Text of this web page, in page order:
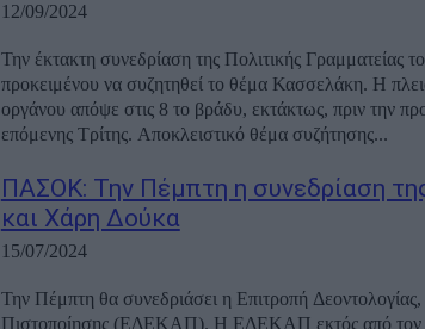
12/09/2024
Την έκτακτη συνεδρίαση της Πολιτικής Γραμματείας
προκειμένου να συζητηθεί το θέμα Κασσελάκη. Η
οργάνου απόψε στις 8 το βράδυ, εκτάκτως, πριν την
επόμενης Τρίτης. Αποκλειστικό θέμα συζήτησης...
ΠΑΣΟΚ: Την Πέμπτη η συνεδρίαση
και Χάρη Δούκα
15/07/2024
Την Πέμπτη θα συνεδριάσει η Επιτροπή
Πιστοποίησης (ΕΔΕΚΑΠ). Η ΕΔΕΚΑΠ εκτός από τον